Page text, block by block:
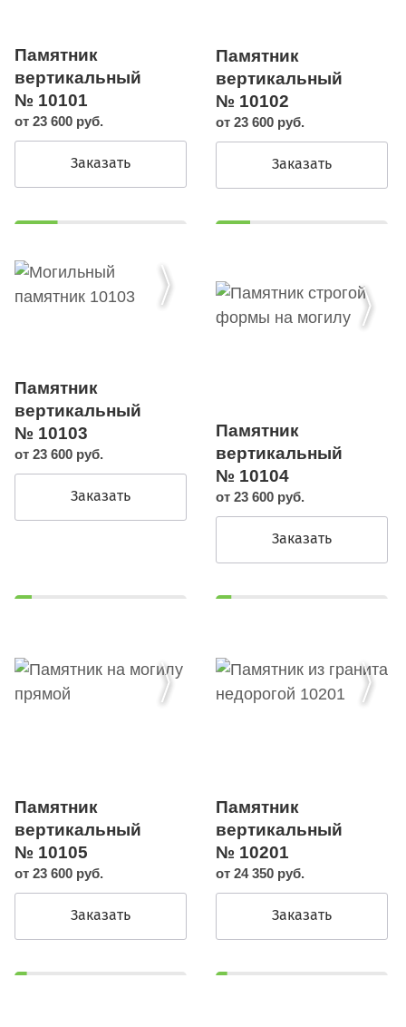
Памятник
вертикальный
№ 10101
от 23 600 руб.
Заказать
Памятник
вертикальный
№ 10102
от 23 600 руб.
Заказать
Памятник
вертикальный
№ 10103
от 23 600 руб.
Заказать
Памятник
вертикальный
№ 10104
от 23 600 руб.
Заказать
Памятник
вертикальный
№ 10105
от 23 600 руб.
Заказать
Памятник
вертикальный
№ 10201
от 24 350 руб.
Заказать